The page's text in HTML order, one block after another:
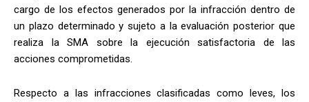
cargo de los efectos generados por la infracción dentro de
un plazo determinado y sujeto a la evaluación posterior que
realiza la SMA sobre la ejecución satisfactoria de las
acciones comprometidas.
Respecto a las infracciones clasificadas como leves, los